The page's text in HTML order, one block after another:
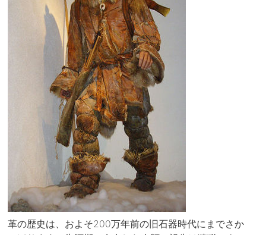
革の歴史は、およそ200万年前の旧石器時代にまでさか